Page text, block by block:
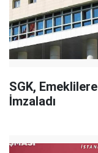
SGK,
İmzaladı